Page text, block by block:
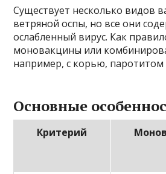
Существует несколько видов
ветряной оспы, но все они
ослабленный вирус. Как
моновакцины или
например, с корью, паротитом
Основные
Критерий